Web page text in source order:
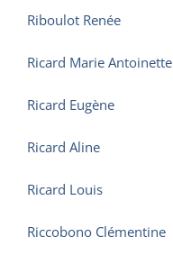
Riboulot Renée
Ricard Marie Antoinette
Ricard Eugène
Ricard Aline
Ricard Louis
Riccobono Clémentine